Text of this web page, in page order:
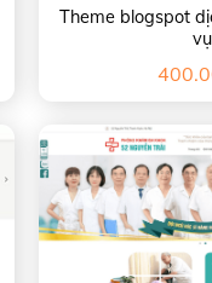
Theme blogspot
vụ